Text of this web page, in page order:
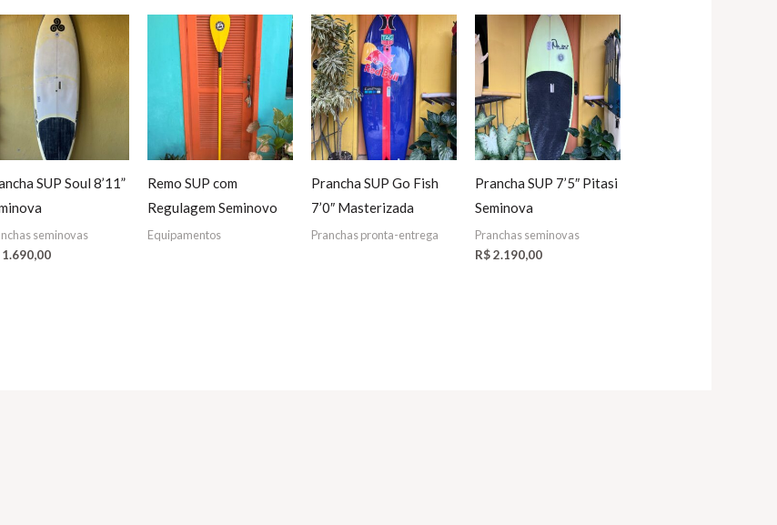
SUP Soul 8’11”
seminovas
1.690,00
Remo SUP com
Regulagem Seminovo
Equipamentos
Prancha SUP Go Fish
7’0″ Masterizada
Pranchas pronta-entrega
Prancha SUP 7’5″ Pitasi
Seminova
Pranchas seminovas
R$2.190,00